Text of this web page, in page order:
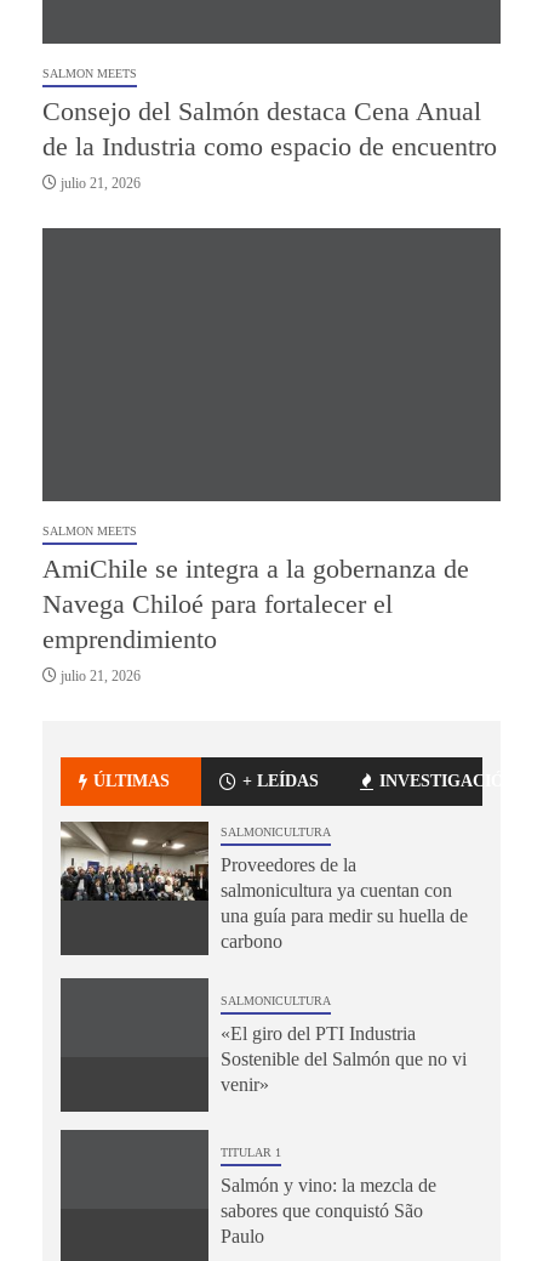
SALMON MEETS
Consejo del Salmón destaca Cena Anual
de la Industria como espacio de encuentro
julio 21, 2026
SALMON MEETS
AmiChile se integra a la gobernanza de
Navega Chiloé para fortalecer el
emprendimiento
julio 21, 2026
ÚLTIMAS + LEÍDAS INVESTIGACIÓN
SALMONICULTURA
Proveedores de la
salmonicultura ya cuentan con
una guía para medir su huella de
carbono
SALMONICULTURA
«El giro del PTI Industria
Sostenible del Salmón que no vi
venir»
TITULAR 1
Salmón y vino: la mezcla de
sabores que conquistó São
Paulo